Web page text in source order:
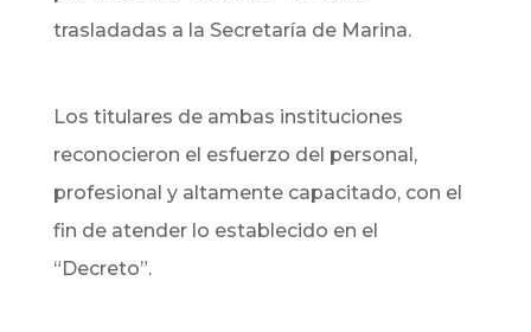
trasladadas a la Secretaría de Marina.
Los titulares de ambas instituciones
reconocieron el esfuerzo del personal,
profesional y altamente capacitado, con el
fin de atender lo establecido en el
“Decreto”.